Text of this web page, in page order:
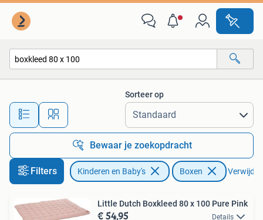
Alle afstanden…
Sorteer op
Bewaar je zoekopdracht
Filters Kinderen en Baby's Boxen
Little Dutch Boxkleed 80 x 100 Pure Pink
€ 54,95 Details